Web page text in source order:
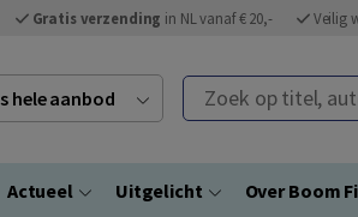
Gratis verzending in NL vanaf € 20,- Veilig
hele aanbod Zoek op titel,
Actueel Uitgelicht Over Boom